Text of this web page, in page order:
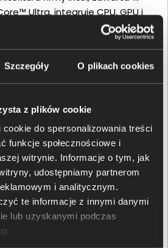
Szczegóły O plikach cookies
z plików cookie
do spersonalizowania treści
funkcje społecznościowe i
witrynie. Informacje o tym, jak
udostępniamy partnerom
i analitycznym.
te informacje z innymi danymi
lub uzyskanymi podczas
Ultra, integruje CPU, GPU i
Pozwoli to na korzystanie z
możliwości sztucznej inteligencji.
czy ulepszone środowiska gier.
funkcji zintegrowanych w
przez AI. Jednocześnie
intensywnie
inteligencję obciążeniach,
energii. Przekłada się to na kilka
energii przy pracy mobilnej,
oraz większa wydajność